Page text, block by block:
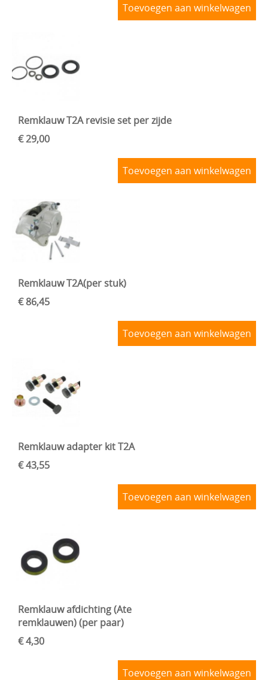
Toevoegen aan winkelwagen
Remklauw T2A revisie set per zijde
€ 29,00
Toevoegen aan winkelwagen
Remklauw T2A(per stuk)
€ 86,45
Toevoegen aan winkelwagen
Remklauw adapter kit T2A
€ 43,55
Toevoegen aan winkelwagen
Remklauw afdichting (Ate
remklauwen) (per paar)
€ 4,30
Toevoegen aan winkelwagen